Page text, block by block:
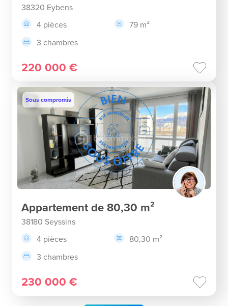
38320 Eybens
4 pièces
79 m²
3 chambres
220 000 €
Sous compromis
Appartement de 80,30 m²
38180 Seyssins
4 pièces
80,30 m²
3 chambres
230 000 €